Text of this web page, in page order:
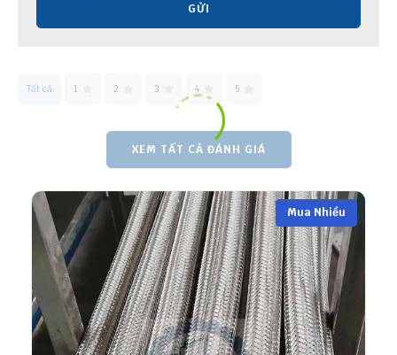
GỬI
Tất cả 1 2 3 4 5
XEM TẤT CẢ ĐÁNH GIÁ
Mua Nhiều